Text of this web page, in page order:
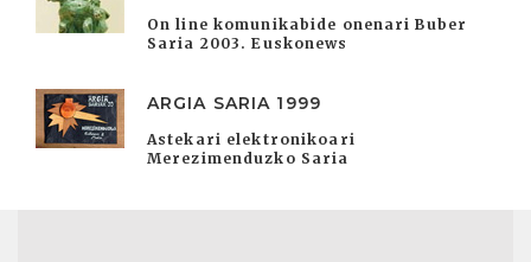
On line komunikabide onenari Buber
Saria 2003. Euskonews
ARGIA SARIA 1999
Astekari elektronikoari
Merezimenduzko Saria